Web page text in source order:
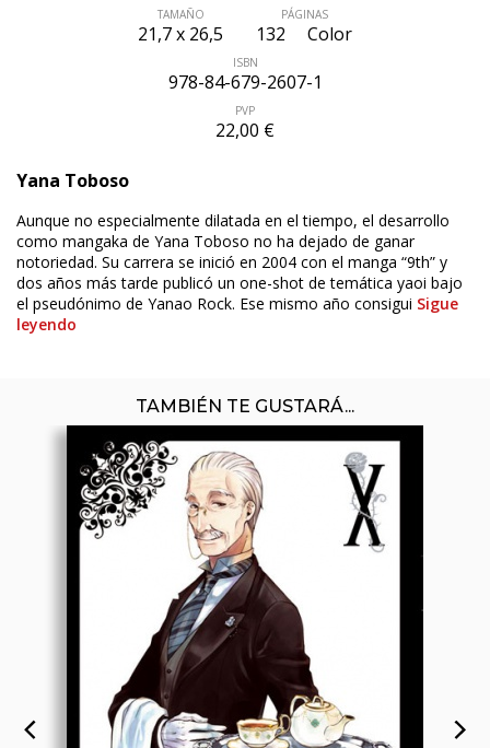
TAMAÑO
21,7 x 26,5
PÁGINAS
132 Color
ISBN
978-84-679-2607-1
PVP
22,00 €
Yana Toboso
Aunque no especialmente dilatada en el tiempo, el desarrollo
como mangaka de Yana Toboso no ha dejado de ganar
notoriedad. Su carrera se inició en 2004 con el manga “9th” y
dos años más tarde publicó un one-shot de temática yaoi bajo
el pseudónimo de Yanao Rock. Ese mismo año consigui Sigue
leyendo
TAMBIÉN TE GUSTARÁ...